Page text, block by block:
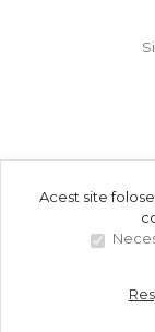
Acest site